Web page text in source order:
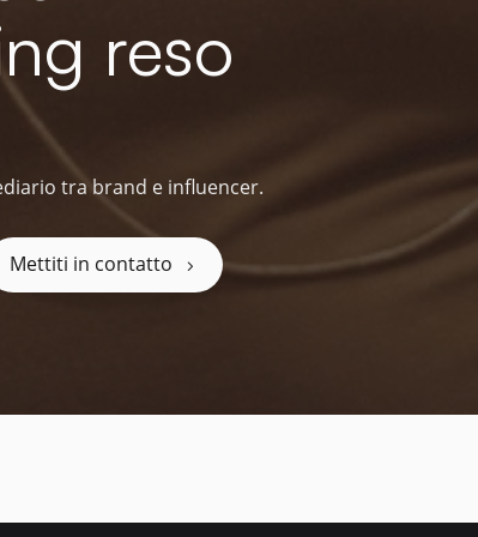
reso
tra brand e influencer.
Mettiti in contatto